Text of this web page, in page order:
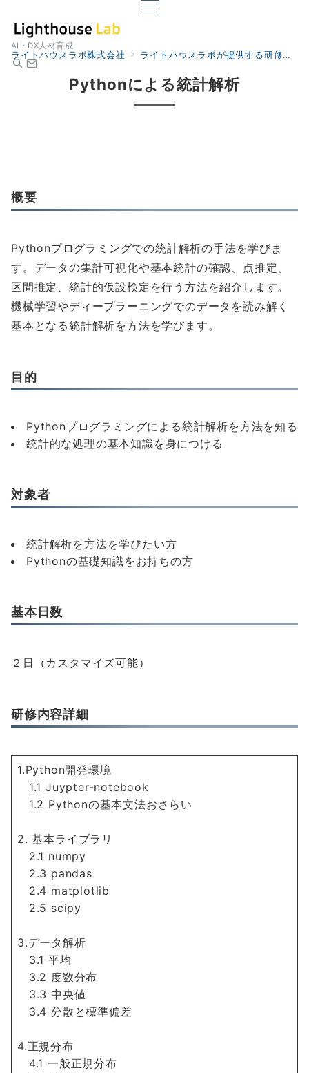
AI・DX人材育成
ライトハウスラボ株式会社 ライトハウスラボが提供する研修
Pythonによる統計解析
概要
Pythonプログラミングでの統計解析の手法を学びま
す。データの集計可視化や基本統計の確認、点推定、
区間推定、統計的仮設検定を行う方法を紹介します。
機械学習やディープラーニングでのデータを読み解く
基本となる統計解析を方法を学びます。
目的
Pythonプログラミングによる統計解析を方法を知る
統計的な処理の基本知識を身につける
対象者
統計解析を方法を学びたい方
Pythonの基礎知識をお持ちの方
基本日数
２日（カスタマイズ可能）
研修内容詳細
1.Python開発環境
1.1 Juypter-notebook
1.2 Pythonの基本文法おさらい
2. 基本ライブラリ
2.1 numpy
2.3 pandas
2.4 matplotlib
2.5 scipy
3.データ解析
3.1 平均
3.2 度数分布
3.3 中央値
3.4 分散と標準偏差
4.正規分布
4.1 一般正規分布